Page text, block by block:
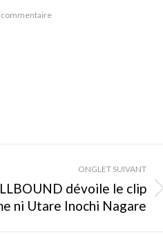
commentaire
ONGLET SUIVANT
dévoile le clip
ni Utare Inochi Nagare